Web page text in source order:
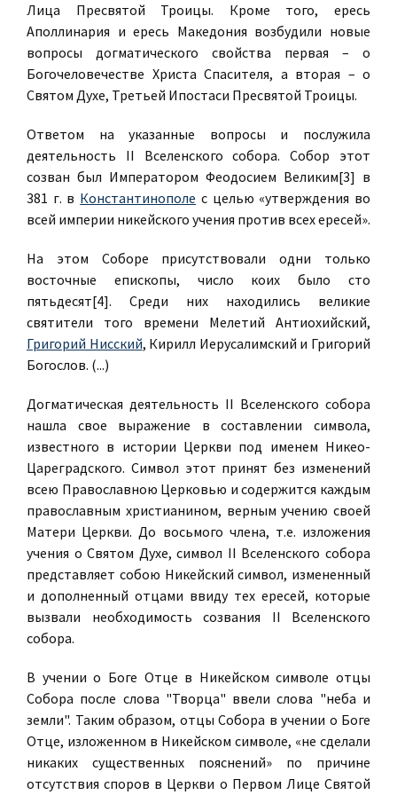
Лица Пресвятой Троицы. Кроме того, ересь
Аполлинария и ересь Македония возбудили новые
вопросы догматического свойства первая – о
Богочеловечестве Христа Спасителя, а вторая – о
Святом Духе, Третьей Ипостаси Пресвятой Троицы.
Ответом на указанные вопросы и послужила
деятельность II Вселенского собора. Собор этот
созван был Императором Феодосием Великим[3] в
381 г. в Константинополе с целью «утверждения во
всей империи никейского учения против всех ересей».
На этом Соборе присутствовали одни только
восточные епископы, число коих было сто
пятьдесят[4]. Среди них находились великие
святители того времени Мелетий Антиохийский,
Григорий Нисский, Кирилл Иерусалимский и Григорий
Богослов. (...)
Догматическая деятельность II Вселенского собора
нашла свое выражение в составлении символа,
известного в истории Церкви под именем Никео-
Цареградского. Символ этот принят без изменений
всею Православною Церковью и содержится каждым
православным христианином, верным учению своей
Матери Церкви. До восьмого члена, т.е. изложения
учения о Святом Духе, символ II Вселенского собора
представляет собою Никейский символ, измененный
и дополненный отцами ввиду тех ересей, которые
вызвали необходимость созвания II Вселенского
собора.
В учении о Боге Отце в Никейском символе отцы
Собора после слова "Творца" ввели слова "неба и
земли". Таким образом, отцы Собора в учении о Боге
Отце, изложенном в Никейском символе, «не сделали
никаких существенных пояснений» по причине
отсутствия споров в Церкви о Первом Лице Святой